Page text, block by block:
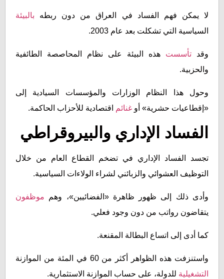
لا يمكن فهم الفساد في العراق من دون ربطه بالبيئة
السياسية التي تشكلت بعد عام 2003.
وقد تأسست هذه البيئة على نظام المحاصصة الطائفية
والحزبية.
وحول هذا النظام الوزارات والمؤسسات السيادية إلى
«إقطاعيات حشرية» أو غنائم اقتصادية للأحزاب الحاكمة.
الفساد الإداري والبيروقراطي
تجسد الفساد الإداري في تضخم القطاع العام من خلال
التوظيف العشوائي والزبائني لشراء الولاءات السياسية.
وأدى ذلك إلى ظهور ظاهرة «الفضائيين»، وهم موظفون
يتقاضون رواتب من دون وجود فعلي.
كما أدى إلى اتساع البطالة المقنعة.
واستنزفت هذه الظواهر أكثر من 60 في المئة من الموازنة
التشغيلية للدولة، على حساب الموازنة الاستثمارية.